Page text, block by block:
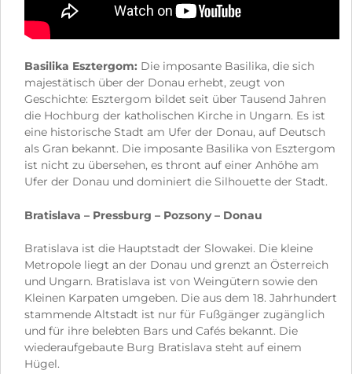
Basilika Esztergom: Die imposante Basilika, die sich
majestätisch über der Donau erhebt, zeugt von
Geschichte: Esztergom bildet seit über Tausend Jahren
die Hochburg der katholischen Kirche in Ungarn. Es ist
eine historische Stadt am Ufer der Donau, auf Deutsch
als Gran bekannt. Die imposante Basilika von Esztergom
ist nicht zu übersehen, es thront auf einer Anhöhe am
Ufer der Donau und dominiert die Silhouette der Stadt.
Bratislava – Pressburg – Pozsony – Donau
Bratislava ist die Hauptstadt der Slowakei. Die kleine
Metropole liegt an der Donau und grenzt an Österreich
und Ungarn. Bratislava ist von Weingütern sowie den
Kleinen Karpaten umgeben. Die aus dem 18. Jahrhundert
stammende Altstadt ist nur für Fußgänger zugänglich
und für ihre belebten Bars und Cafés bekannt. Die
wiederaufgebaute Burg Bratislava steht auf einem
Hügel.